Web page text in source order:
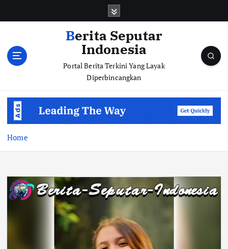
Berita Seputar
Indonesia
Portal Berita Terkini Yang Layak
Diperbincangkan
Home